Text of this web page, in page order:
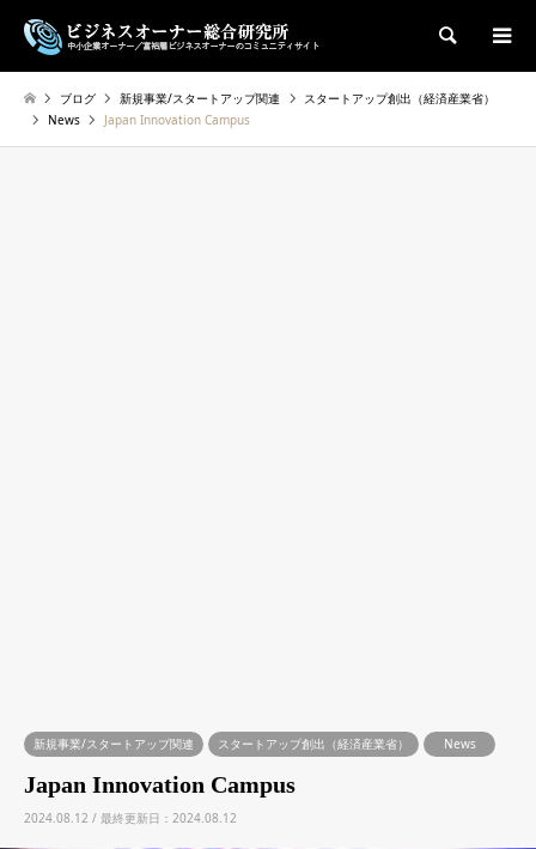
検索
ブログ 新規事業/スタートアップ関連
スタートアップ創出（経済産業省）
News
Japan Innovation Campus
新規事業/スタートアップ関連 スタートアップ創出（経済産業省） News
Japan Innovation Campus
2024.08.12 / 最終更新日：2024.08.12